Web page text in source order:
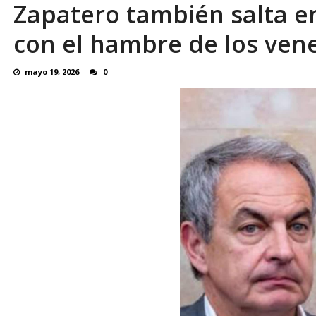
En 8 meses «876 horas de apagones»
Zapatero también salta
con el hambre de los
mayo 19, 2026 0